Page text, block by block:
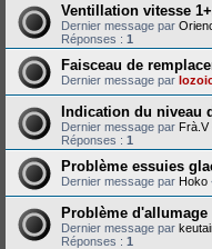
Ventillation vitesse
Dernier message par
Réponses : 1
Faisceau de
Dernier message par
Indication du niveau
Dernier message par Frà.V
Réponses : 1
Problème essuies
Dernier message par Hoko
Problème d'allumage
Dernier message par
Réponses : 1